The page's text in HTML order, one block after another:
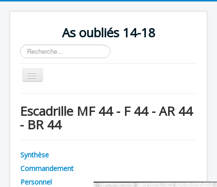
As oubliés 14-18
Rechercher
Basculer
la
Chronologie
Escadrilles
Avions
Personnels
Escadrille MF 44 - F 44 - AR 44
- BR 44
Synthèse
Commandement
Personnel